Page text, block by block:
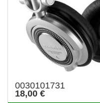
0030101731
18,00 €